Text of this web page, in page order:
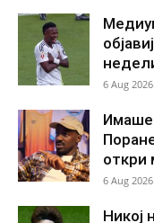
6 Aug
Имаше
откри
6 Aug
Никој